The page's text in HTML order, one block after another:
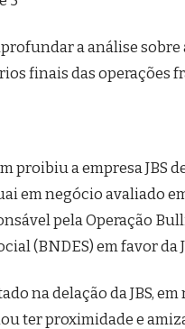
a análise
finais das operações
proibiu a empresa JBS
em negócio avaliado
pela Operação
(BNDES) em favor da
na delação da JBS,
ter proximidade e